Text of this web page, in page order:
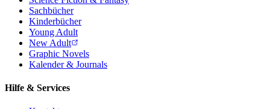
Sachbücher
Kinderbücher
Young Adult
New Adult
Graphic Novels
Kalender & Journals
Hilfe & Services